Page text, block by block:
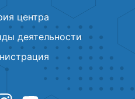
центра
деятельности